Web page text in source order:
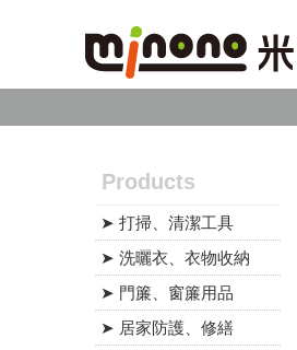
Products
➤ 打掃、清潔工具
➤ 洗曬衣、衣物收納
➤ 門簾、窗簾用品
➤ 居家防護、修繕